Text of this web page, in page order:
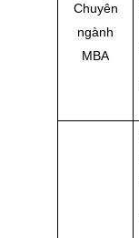
Chuyên
ngành
MBA